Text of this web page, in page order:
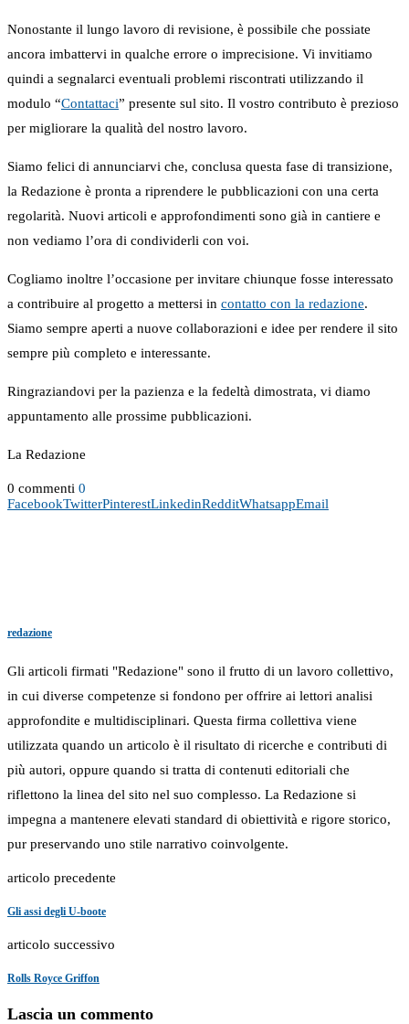
Nonostante il lungo lavoro di revisione, è possibile che possiate
ancora imbattervi in qualche errore o imprecisione. Vi invitiamo
quindi a segnalarci eventuali problemi riscontrati utilizzando il
modulo “Contattaci” presente sul sito. Il vostro contributo è prezioso
per migliorare la qualità del nostro lavoro.
Siamo felici di annunciarvi che, conclusa questa fase di transizione,
la Redazione è pronta a riprendere le pubblicazioni con una certa
regolarità. Nuovi articoli e approfondimenti sono già in cantiere e
non vediamo l’ora di condividerli con voi.
Cogliamo inoltre l’occasione per invitare chiunque fosse interessato
a contribuire al progetto a mettersi in contatto con la redazione.
Siamo sempre aperti a nuove collaborazioni e idee per rendere il sito
sempre più completo e interessante.
Ringraziandovi per la pazienza e la fedeltà dimostrata, vi diamo
appuntamento alle prossime pubblicazioni.
La Redazione
0 commenti 0
FacebookTwitterPinterestLinkedinRedditWhatsappEmail
redazione
Gli articoli firmati "Redazione" sono il frutto di un lavoro collettivo,
in cui diverse competenze si fondono per offrire ai lettori analisi
approfondite e multidisciplinari. Questa firma collettiva viene
utilizzata quando un articolo è il risultato di ricerche e contributi di
più autori, oppure quando si tratta di contenuti editoriali che
riflettono la linea del sito nel suo complesso. La Redazione si
impegna a mantenere elevati standard di obiettività e rigore storico,
pur preservando uno stile narrativo coinvolgente.
articolo precedente
Gli assi degli U-boote
articolo successivo
Rolls Royce Griffon
Lascia un commento